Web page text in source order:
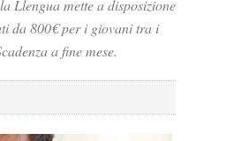
Llengua mette a disposizione
da 800€ per i giovani tra i
a fine mese.